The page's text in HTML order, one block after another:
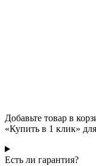
Добавьте товар в
«Купить в 1 клик»
Есть ли гарантия?